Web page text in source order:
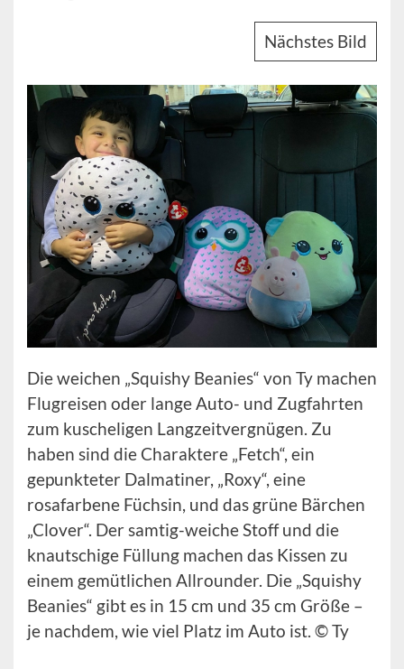
Nächstes Bild
Die weichen „Squishy Beanies“ von Ty machen
Flugreisen oder lange Auto- und Zugfahrten
zum kuscheligen Langzeitvergnügen. Zu
haben sind die Charaktere „Fetch“, ein
gepunkteter Dalmatiner, „Roxy“, eine
rosafarbene Füchsin, und das grüne Bärchen
„Clover“. Der samtig-weiche Stoff und die
knautschige Füllung machen das Kissen zu
einem gemütlichen Allrounder. Die „Squishy
Beanies“ gibt es in 15 cm und 35 cm Größe –
je nachdem, wie viel Platz im Auto ist. © Ty